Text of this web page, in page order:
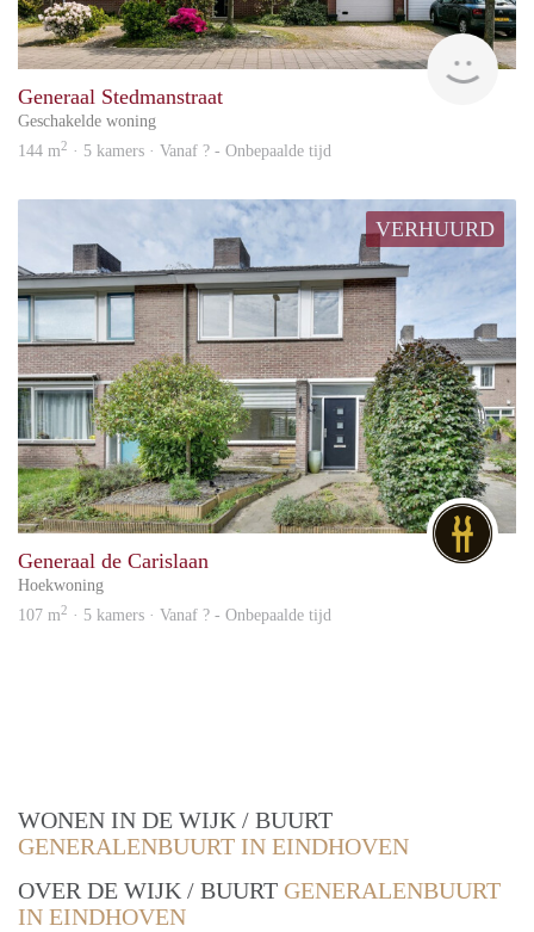
KI
Generaal Stedmanstraat
Geschakelde woning
144 m2 · 5 kamers · Vanaf ? - Onbepaalde tijd
VERHUURD
Generaal de Carislaan
Hoekwoning
107 m2 · 5 kamers · Vanaf ? - Onbepaalde tijd
WONEN IN DE WIJK / BUURT
GENERALENBUURT IN EINDHOVEN
OVER DE WIJK / BUURT GENERALENBUURT
IN EINDHOVEN